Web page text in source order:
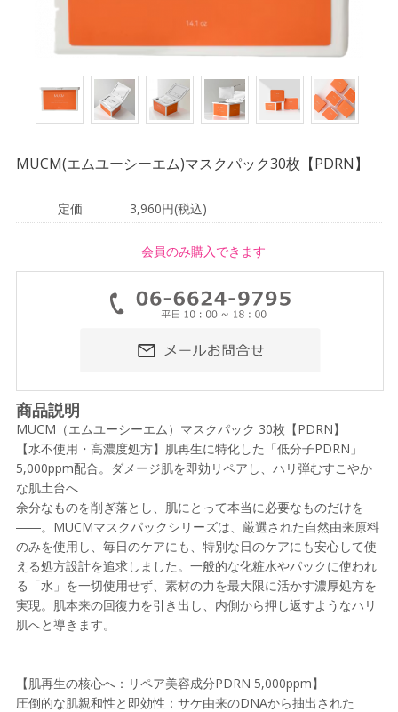
MUCM(エムユーシーエム)マスクパック30枚【PDRN】
定価 3,960円(税込)
会員のみ購入できます
商品説明
MUCM（エムユーシーエム）マスクパック 30枚【PDRN】
【水不使用・高濃度処方】肌再生に特化した「低分子PDRN」
5,000ppm配合。ダメージ肌を即効リペアし、ハリ弾むすこやか
な肌土台へ
余分なものを削ぎ落とし、肌にとって本当に必要なものだけを
――。MUCMマスクパックシリーズは、厳選された自然由来原料
のみを使用し、毎日のケアにも、特別な日のケアにも安心して使
える処方設計を追求しました。一般的な化粧水やパックに使われ
る「水」を一切使用せず、素材の力を最大限に活かす濃厚処方を
実現。肌本来の回復力を引き出し、内側から押し返すようなハリ
肌へと導きます。
【肌再生の核心へ：リペア美容成分PDRN 5,000ppm】
圧倒的な肌親和性と即効性：サケ由来のDNAから抽出された